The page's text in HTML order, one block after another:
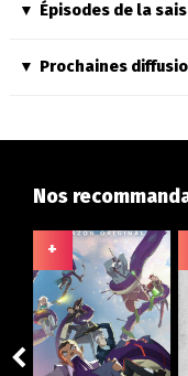
Épisodes de la
Prochaines
Nos
+